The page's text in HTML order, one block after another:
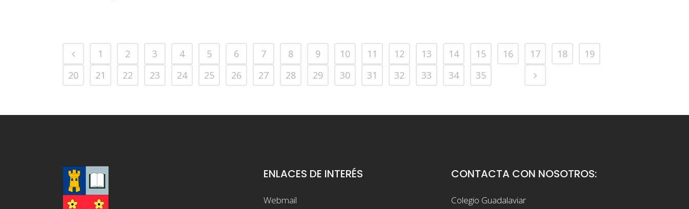
1 2 3 4 5 6 7 8 9 10 11 12 13 14 15 16 17 18
19
20
21 22 23 24 25 26 27 28 29 30 31 32 33 34 35
ENLACES DE INTERÉS
Webmail
CONTACTA CON NOSOTROS:
Colegio Guadalaviar